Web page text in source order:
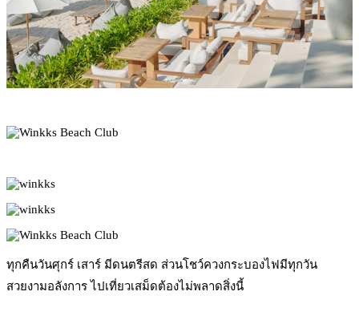
ทุกคืนวันศุกร์ เสาร์ มีดนตรีสด ส่วนโชว์ควงกระบองไฟมีทุกวัน
สวยงามอลังการ ไปเที่ยวเสม็ดต้องไม่พลาดสิ่งนี้